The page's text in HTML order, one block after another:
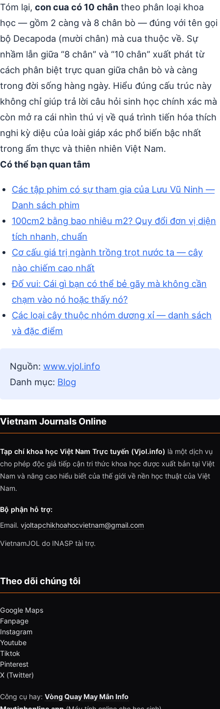
Tóm lại, con cua có 10 chân theo phân loại khoa
học — gồm 2 càng và 8 chân bò — đúng với tên gọi
bộ Decapoda (mười chân) mà cua thuộc về. Sự
nhầm lẫn giữa “8 chân” và “10 chân” xuất phát từ
cách phân biệt trực quan giữa chân bò và càng
trong đời sống hàng ngày. Hiểu đúng cấu trúc này
không chỉ giúp trả lời câu hỏi sinh học chính xác mà
còn mở ra cái nhìn thú vị về quá trình tiến hóa thích
nghi kỳ diệu của loài giáp xác phổ biến bậc nhất
trong ẩm thực và thiên nhiên Việt Nam.
Có thể bạn quan tâm
Các tập phim có sự tham gia của Lưu Vũ Ninh —
Danh sách phim
100cm2 bằng bao nhiêu m2? Quy đổi đơn vị diện
tích nhanh, chuẩn
Cơ cấu giá trị ngành trồng trọt nước ta — cây
nào chiếm cao nhất
Đố vui: Cái gì bạn có thể bẻ gãy mà không cần
chạm vào nó hoặc thấy nó?
Các loại cây thuộc nhóm dương xỉ — danh sách
và đặc điểm
Nguồn: www.vjol.info
Danh mục: Blog
Vietnam Journals Online
Tạp chí khoa học Việt Nam Trực tuyến (Vjol.info) là một dịch vụ
cho phép độc giả tiếp cận tri thức khoa học được xuất bản tại Việt
Nam và nâng cao hiểu biết của thế giới về nền học thuật của Việt
Nam.
Bộ phận hỗ trợ:
Email. vjoltapchikhoahocvietnam@gmail.com
VietnamJOL do INASP tài trợ.
Theo dõi chúng tôi
Google Maps
Fanpage
Instagram
Youtube
Tiktok
Pinterest
X (Twitter)
Công cụ hay: Vòng Quay May Mắn Info